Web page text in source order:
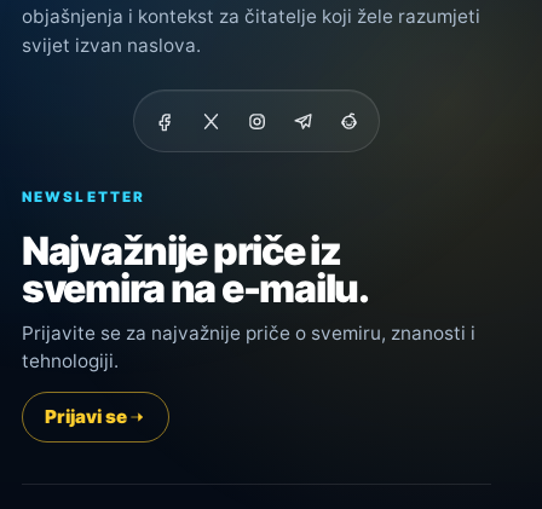
objašnjenja i kontekst za čitatelje koji žele razumjeti
svijet izvan naslova.
NEWSLETTER
Najvažnije priče iz
svemira na e-mailu.
Prijavite se za najvažnije priče o svemiru, znanosti i
tehnologiji.
Prijavi se